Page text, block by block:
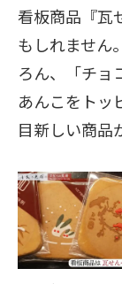
看板商品『瓦
もしれません
ろん、「チョ
あんこをトッ
目新しい商品